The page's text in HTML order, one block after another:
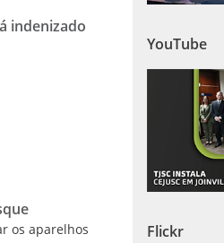
indenizado
os aparelhos
YouTube
Flickr